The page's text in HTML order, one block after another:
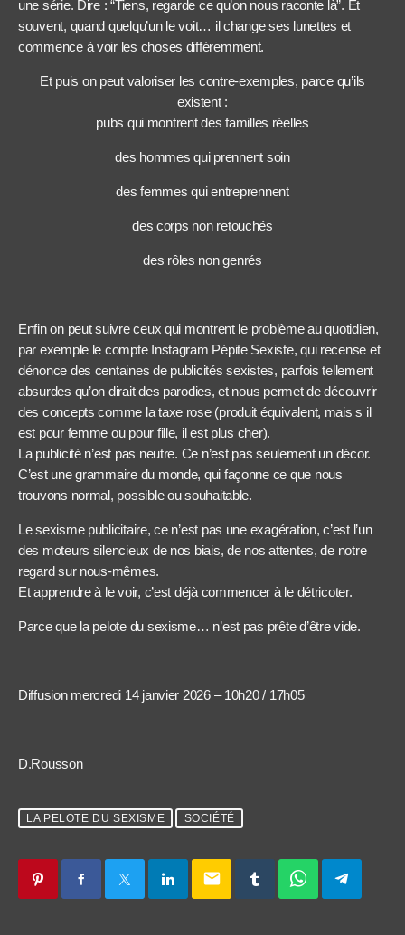
une série. Dire : “Tiens, regarde ce qu’on nous raconte là”. Et
souvent, quand quelqu’un le voit… il change ses lunettes et
commence à voir les choses différemment.
Et puis on peut valoriser les contre-exemples, parce qu’ils
existent :
pubs qui montrent des familles réelles
des hommes qui prennent soin
des femmes qui entreprennent
des corps non retouchés
des rôles non genrés
Enfin on peut suivre ceux qui montrent le problème au quotidien,
par exemple le compte Instagram Pépite Sexiste, qui recense et
dénonce des centaines de publicités sexistes, parfois tellement
absurdes qu’on dirait des parodies, et nous permet de découvrir
des concepts comme la taxe rose (produit équivalent, mais s il
est pour femme ou pour fille, il est plus cher).
La publicité n’est pas neutre. Ce n’est pas seulement un décor.
C’est une grammaire du monde, qui façonne ce que nous
trouvons normal, possible ou souhaitable.
Le sexisme publicitaire, ce n’est pas une exagération, c’est l’un
des moteurs silencieux de nos biais, de nos attentes, de notre
regard sur nous-mêmes.
Et apprendre à le voir, c’est déjà commencer à le détricoter.
Parce que la pelote du sexisme… n’est pas prête d’être vide.
Diffusion mercredi 14 janvier 2026 – 10h20 / 17h05
D.Rousson
LA PELOTE DU SEXISME SOCIÉTÉ
email